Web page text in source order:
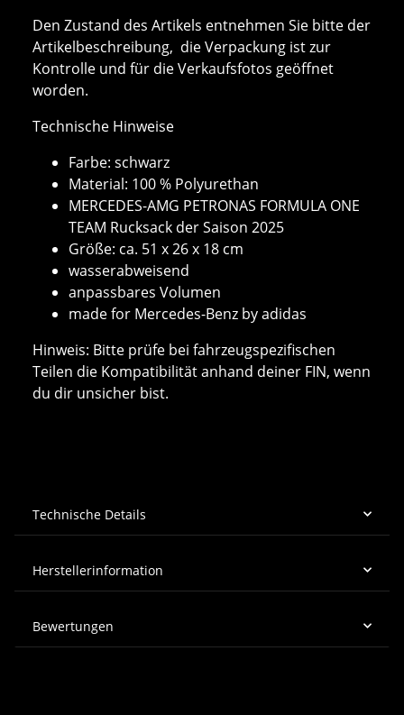
Den Zustand des Artikels entnehmen Sie bitte der
Artikelbeschreibung, die Verpackung ist zur
Kontrolle und für die Verkaufsfotos geöffnet
worden.
Technische Hinweise
Farbe: schwarz
Material: 100 % Polyurethan
MERCEDES-AMG PETRONAS FORMULA ONE
TEAM Rucksack der Saison 2025
Größe: ca. 51 x 26 x 18 cm
wasserabweisend
anpassbares Volumen
made for Mercedes-Benz by adidas
Hinweis: Bitte prüfe bei fahrzeugspezifischen
Teilen die Kompatibilität anhand deiner FIN, wenn
du dir unsicher bist.
Technische Details
Herstellerinformation
Bewertungen